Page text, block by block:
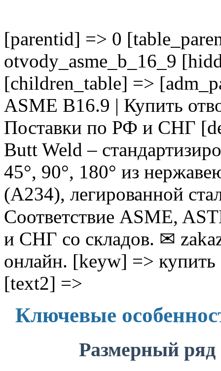
[parentid] => 0
otvody_asme_b_16_9
[children_table] =>
ASME B16.9 | Купить
Поставки по РФ и СНГ
Butt Weld –
45°, 90°, 180° из
(A234), легированной
Соответствие ASME,
и СНГ со складов. ✉
онлайн. [keyw] =>
[text2] =>
Ключевые
Размерный ряд